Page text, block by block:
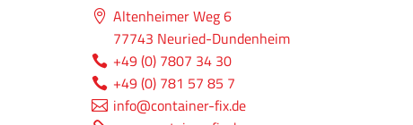
Altenheimer Weg 6
77743 Neuried-Dundenheim
+49 (0) 7807 34 30
+49 (0) 781 57 85 7
info@container-fix.de